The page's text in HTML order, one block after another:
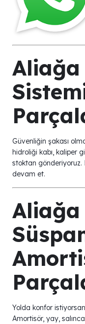
Aliağa
Güvenliğin şakası
hidroliği kabı, kaliper
stoktan
devam et.
Aliağa
Yolda konfor
Amortisör, yay,